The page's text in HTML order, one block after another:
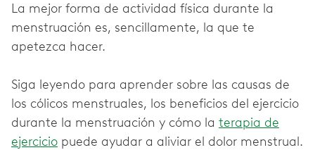
La mejor forma de actividad física durante la
menstruación es, sencillamente, la que te
apetezca hacer.
Siga leyendo para aprender sobre las causas de
los cólicos menstruales, los beneficios del ejercicio
durante la menstruación y cómo la terapia de
ejercicio puede ayudar a aliviar el dolor menstrual.